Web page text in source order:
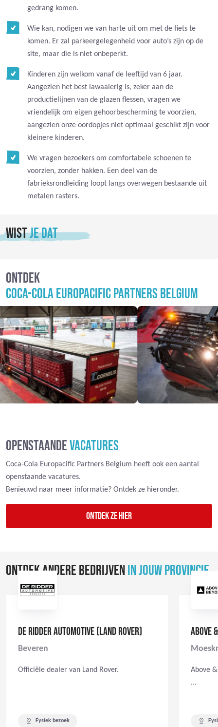
gedrang komen.
Wie kan, nodigen we van harte uit om met de fiets te
komen. Er zal parkeergelegenheid voor auto’s zijn op de
site, maar die is niet onbeperkt.
Kinderen zijn welkom vanaf de leeftijd van 6 jaar.
Aangezien het best lawaaierig is, zeker aan de
productielijnen van de glazen flessen, vragen we
vriendelijk om eigen gehoorbescherming te voorzien,
aangezien onze oordopjes niet optimaal geschikt zijn voor
kleinere kinderen.
We vragen bezoekers om comfortabele schoenen te
voorzien, zonder hakken. Een deel van de
fabrieksrondleiding loopt langs overwegen bestaande uit
metalen rasters.
WISTJE DAT
ONTDEK
COCA-COLA EUROPACIFIC PARTNERS BELGIUM
OPENSTAANDEVACATURES
Coca-Cola Europacific Partners Belgium heeft ook een aantal
openstaande vacatures.
Benieuwd naar meer informatie? Ontdek ze hieronder.
Ontdek ze hier
ONTDEK ANDERE BEDRIJVENIN JOUW PROVINCIE
DE RIDDER AUTOMOTIVE (LAND ROVER)
Beveren
Officiële dealer van Land Rover.
Fysiek bezoek
ABOVE
Above
...